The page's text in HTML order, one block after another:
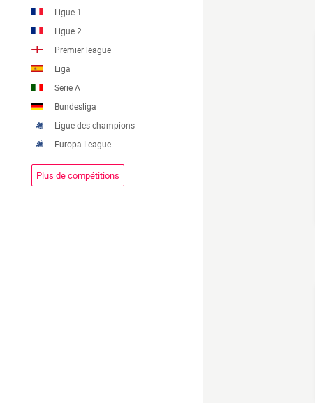
Ligue 1
Ligue 2
Premier league
Liga
Serie A
Bundesliga
Ligue des champions
Europa League
Plus de compétitions